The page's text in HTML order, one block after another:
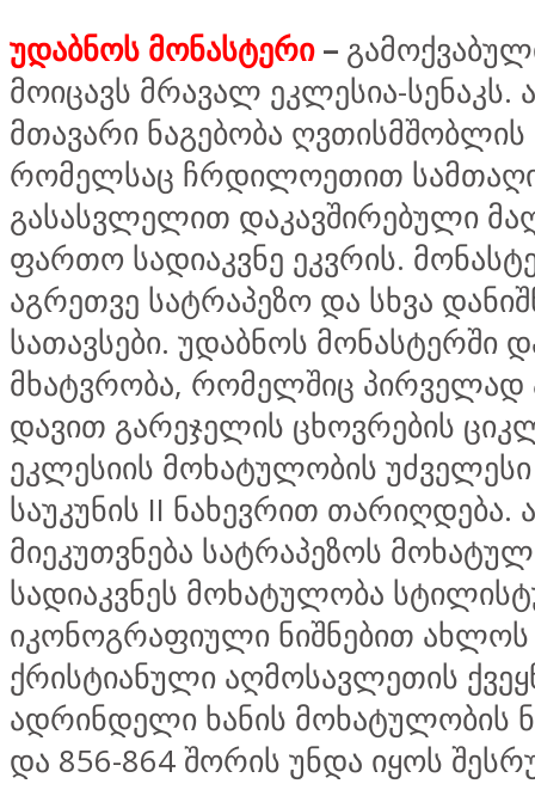
უდაბნოს მონასტერი –
მოიცავს მრავალ ეკლესია-სენაკს.
მთავარი ნაგებობა ღვთისმშობლის
რომელსაც ჩრდილოეთით
გასასვლელით დაკავშირებული
ფართო სადიაკვნე ეკვრის.
აგრეთვე სატრაპეზო და სხვა
სათავსები. უდაბნოს მონასტერში
მხატვრობა, რომელშიც პირველად
დავით გარეჯელის ცხოვრების
ეკლესიის მოხატულობის
საუკუნის II ნახევრით თარიღდება.
მიეკუთვნება სატრაპეზოს
სადიაკვნეს მოხატულობა
იკონოგრაფიული ნიშნებით
ქრისტიანული აღმოსავლეთის
ადრინდელი ხანის მოხატულობის
და 856-864 შორის უნდა იყოს